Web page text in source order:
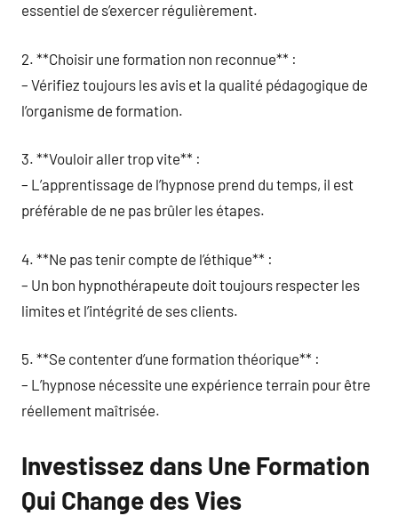
essentiel de s’exercer régulièrement.
2. **Choisir une formation non reconnue** :
– Vérifiez toujours les avis et la qualité pédagogique de
l’organisme de formation.
3. **Vouloir aller trop vite** :
– L’apprentissage de l’hypnose prend du temps, il est
préférable de ne pas brûler les étapes.
4. **Ne pas tenir compte de l’éthique** :
– Un bon hypnothérapeute doit toujours respecter les
limites et l’intégrité de ses clients.
5. **Se contenter d’une formation théorique** :
– L’hypnose nécessite une expérience terrain pour être
réellement maîtrisée.
Investissez dans Une Formation
Qui Change des Vies